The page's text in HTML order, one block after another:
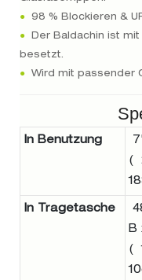
●
98 % Blockieren &
●
Der Baldachin ist
besetzt.
●
Wird mit passender
In Benutzung
(
In Tragetasche
B
(